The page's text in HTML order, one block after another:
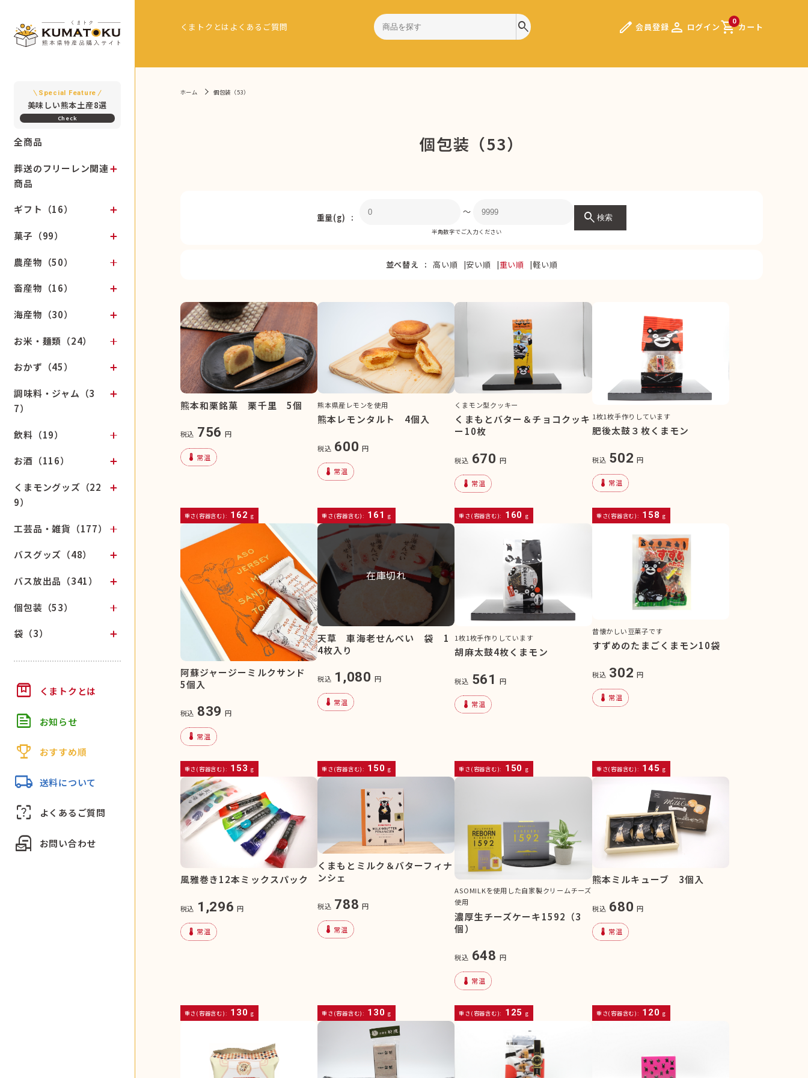
Special Feature
美味しい熊本土産8選
全商品
葬送のフリーレン関連
商品
ギフト（16）
菓子（99）
農産物（50）
畜産物（16）
海産物（30）
お米・麺類（24）
おかず（45）
調味料・ジャム（3
7）
飲料（19）
お酒（116）
くまモングッズ（22
9）
工芸品・雑貨（177）
バスグッズ（48）
バス放出品（341）
個包装（53）
袋（3）
box くまトクとは
feed お知らせ
trophy おすすめ順
local_shipping 送料について
indeterminate_question_box よくあるご質問
local_post_office お問い合わせ
くまトクとは よくあるご質問 search edit 会員登録 person ログイン 0
shopping_cartカート
ホーム 個包装（53）
個包装（53）
重量(g)
〜
半角数字でご入力ください
search 検索
並べ替え 高い順 安い順 重い順 軽い順
熊本和栗銘菓 栗千里 5個
税込 756 円
device_thermostat 常温
重さ(容器含む): 162 g
熊本県産レモンを使用
熊本レモンタルト 4個入
税込 600 円
device_thermostat 常温
重さ(容器含む): 161 g
くまモン型クッキー
くまもとバター＆チョコクッキ
ー10枚
税込 670 円
device_thermostat 常温
重さ(容器含む): 160 g
1枚1枚手作りしています
肥後太鼓３枚くまモン
税込 502 円
device_thermostat 常温
重さ(容器含む): 158 g
阿蘇ジャージーミルクサンド
5個入
税込 839 円
device_thermostat 常温
重さ(容器含む): 153 g
在庫切れ
天草 車海老せんべい 袋 1
4枚入り
税込 1,080 円
device_thermostat 常温
重さ(容器含む): 150 g
1枚1枚手作りしています
胡麻太鼓4枚くまモン
税込 561 円
device_thermostat 常温
重さ(容器含む): 150 g
昔懐かしい豆菓子です
すずめのたまごくまモン10袋
税込 302 円
device_thermostat 常温
重さ(容器含む): 145 g
風雅巻き12本ミックスパック
税込 1,296 円
device_thermostat 常温
重さ(容器含む): 130 g
くまもとミルク＆バターフィナ
ンシェ
税込 788 円
device_thermostat 常温
重さ(容器含む): 130 g
ASOMILKを使用した自家製クリームチーズ
使用
濃厚生チーズケーキ1592（3
個）
税込 648 円
device_thermostat 常温
重さ(容器含む): 125 g
熊本ミルキューブ 3個入
税込 680 円
device_thermostat 常温
重さ(容器含む): 120 g